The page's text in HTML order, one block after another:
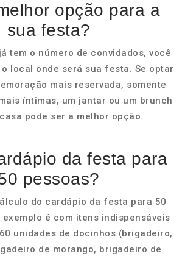
opção para a
sua festa?
tem o número de convidados, você
local onde será sua festa. Se optar
mais reservada, somente
íntimas, um jantar ou um brunch
pode ser a melhor opção.
da festa para
pessoas?
do cardápio da festa para 50
exemplo é com itens indispensáveis
unidades de docinhos (brigadeiro,
de morango, brigadeiro de